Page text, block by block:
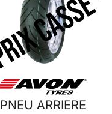
PNEU ARRIERE